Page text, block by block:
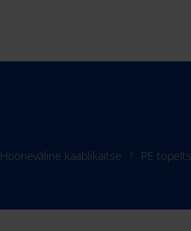
Hooneväline kaablikaitse PE